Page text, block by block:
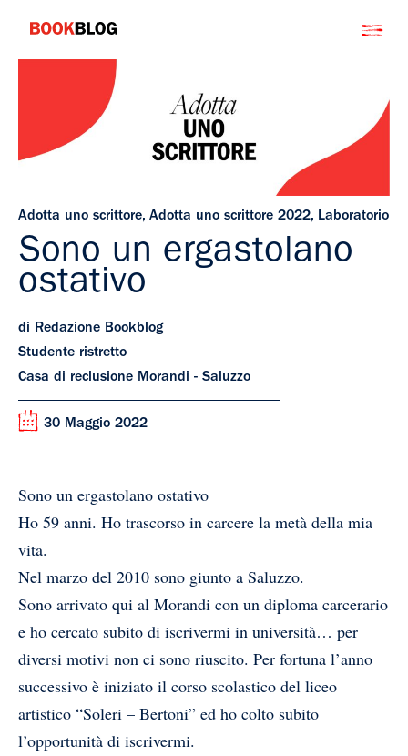
contenuto
Bookblog
Adotta uno scrittore, Adotta uno scrittore 2022, Laboratorio
Sono un ergastolano
ostativo
di Redazione Bookblog
Studente ristretto
Casa di reclusione Morandi - Saluzzo
30 Maggio 2022
Sono un ergastolano ostativo
Ho 59 anni. Ho trascorso in carcere la metà della mia
vita.
Nel marzo del 2010 sono giunto a Saluzzo.
Sono arrivato qui al Morandi con un diploma carcerario
e ho cercato subito di iscrivermi in università… per
diversi motivi non ci sono riuscito. Per fortuna l’anno
successivo è iniziato il corso scolastico del liceo
artistico “Soleri – Bertoni” ed ho colto subito
l’opportunità di iscrivermi.